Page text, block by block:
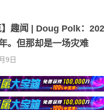
】趣闻 | Doug Polk：
。但那却是一场灾难
9日